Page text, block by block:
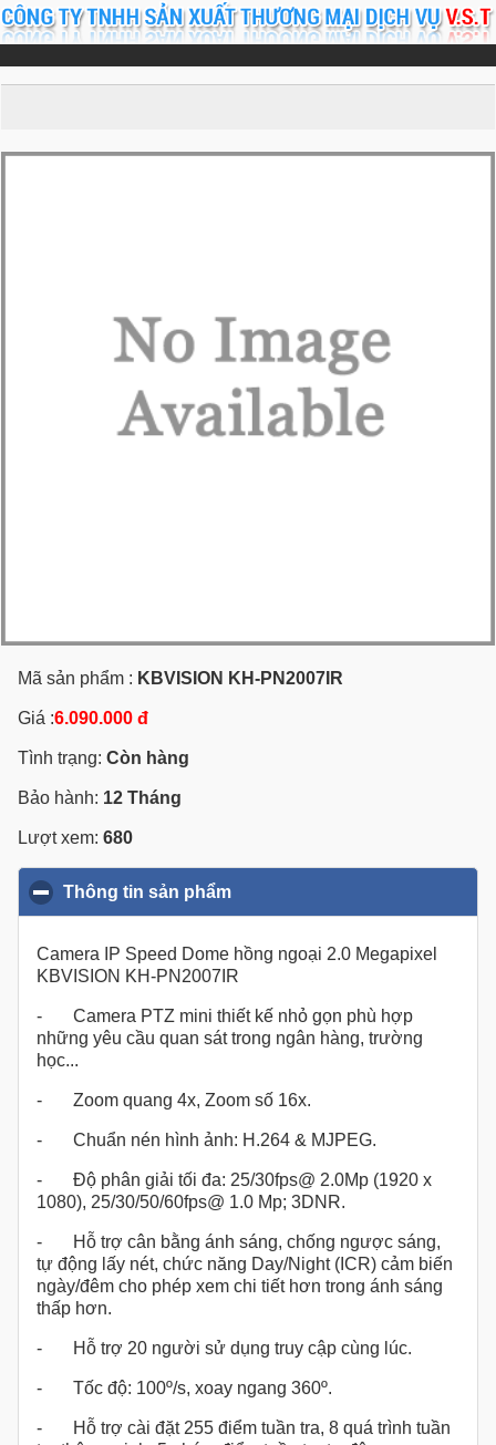
Mã sản phẩm : KBVISION KH-PN2007IR
Giá :6.090.000 đ
Tình trạng: Còn hàng
Bảo hành: 12 Tháng
Lượt xem: 680
Thông tin sản phẩm
Camera IP Speed Dome hồng ngoại 2.0 Megapixel
KBVISION KH-PN2007IR
- Camera PTZ mini thiết kế nhỏ gọn phù hợp
những yêu cầu quan sát trong ngân hàng, trường
học...
- Zoom quang 4x, Zoom số 16x.
- Chuẩn nén hình ảnh: H.264 & MJPEG.
- Độ phân giải tối đa: 25/30fps@ 2.0Mp (1920 x
1080), 25/30/50/60fps@ 1.0 Mp; 3DNR.
- Hỗ trợ cân bằng ánh sáng, chống ngược sáng,
tự động lấy nét, chức năng Day/Night (ICR) cảm biến
ngày/đêm cho phép xem chi tiết hơn trong ánh sáng
thấp hơn.
- Hỗ trợ 20 người sử dụng truy cập cùng lúc.
- Tốc độ: 100º/s, xoay ngang 360º.
- Hỗ trợ cài đặt 255 điểm tuần tra, 8 quá trình tuần